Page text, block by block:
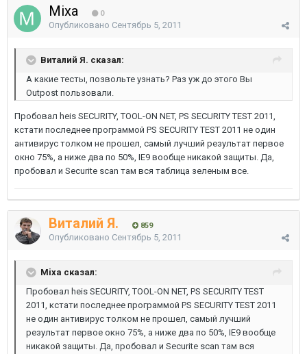
Mixa 0
Опубликовано Сентябрь 5, 2011
Виталий Я. сказал:
А какие тесты, позвольте узнать? Раз уж до этого Вы
Outpost пользовали.
Пробовал heis SECURITY, TOOL-ON NET, PS SECURITY TEST 2011,
кстати последнее программой PS SECURITY TEST 2011 не один
антивирус толком не прошел, самый лучший результат первое
окно 75%, а ниже два по 50%, IE9 вообще никакой защиты. Да,
пробовал и Securite scan там вся таблица зеленым все.
Виталий Я. 859
Опубликовано Сентябрь 5, 2011
Mixa сказал:
Пробовал heis SECURITY, TOOL-ON NET, PS SECURITY TEST
2011, кстати последнее программой PS SECURITY TEST 2011
не один антивирус толком не прошел, самый лучший
результат первое окно 75%, а ниже два по 50%, IE9 вообще
никакой защиты. Да, пробовал и Securite scan там вся